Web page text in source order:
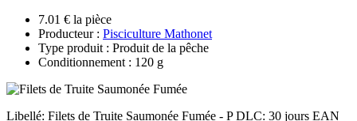
7.01 € la pièce
Producteur : Pisciculture Mathonet
Type produit : Produit de la pêche
Conditionnement : 120 g
Libellé: Filets de Truite Saumonée Fumée - P DLC: 30 jours EAN